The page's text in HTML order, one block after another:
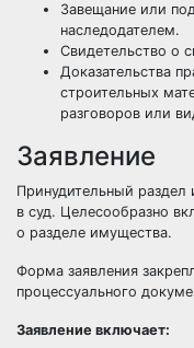
Завещание или
наследодателем.
Свидетельство о
Доказательства
строительных
разговоров или
Заявление
Принудительный раздел
в суд. Целесообразно
о разделе имущества.
Форма заявления
процессуального
Заявление включает: